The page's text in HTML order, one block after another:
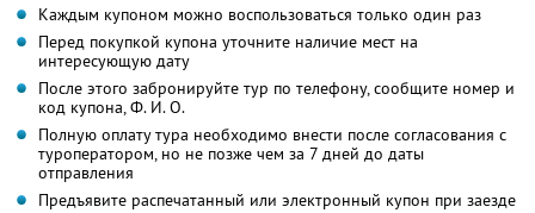
Каждым купоном можно воспользоваться только один раз
Перед покупкой купона уточните наличие мест на
интересующую дату
После этого забронируйте тур по телефону, сообщите номер и
код купона,Ф. И. О.
Полную оплату тура необходимо внести после согласования с
туроператором, но не позже чем за 7 дней до даты
отправления
Предъявите распечатанный или электронный купон при заезде